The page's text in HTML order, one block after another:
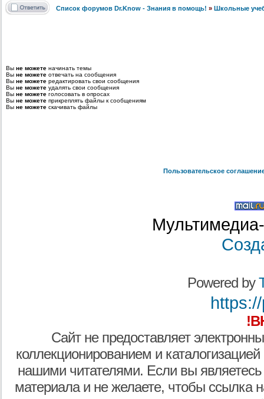
Список форумов Dr.Know - Знания в помощь! » Школьные
Вы не можете начинать темы
Вы не можете отвечать на сообщения
Вы не можете редактировать свои сообщения
Вы не можете удалять свои сообщения
Вы не можете голосовать в опросах
Вы не можете прикреплять файлы к сообщениям
Вы не можете скачивать файлы
Пользовательское
Powered by
Сайт не предоставляет
коллекционированием и
нашими читателями. Если вы являетесь
материала и не желаете, чтобы ссылка